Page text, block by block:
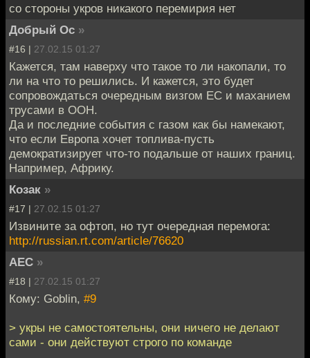
со стороны укров никакого перемирия нет
Добрый Ос »
#16 | 27.02.15 01:27
Кажется, там наверху что такое то ли накопали, то
ли на что то решились. И кажется, это будет
сопровождаться очередным визгом ЕС и маханием
трусами в ООН.
Да и последние события с газом как бы намекают,
что если Европа хочет топлива-пусть
демократизирует что-то подальше от наших границ.
Например, Африку.
Козак »
#17 | 27.02.15 01:27
Извините за офтоп, но тут очередная перемога:
http://russian.rt.com/article/76620
АЕС »
#18 | 27.02.15 01:27
Кому: Goblin, #9
> укры не самостоятельны, они ничего не делают
сами - они действуют строго по команде